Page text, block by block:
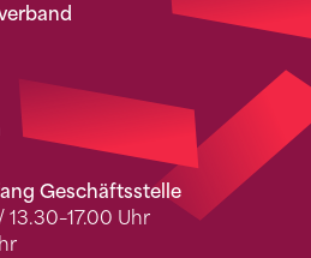
Geschäftsstelle
Uhr